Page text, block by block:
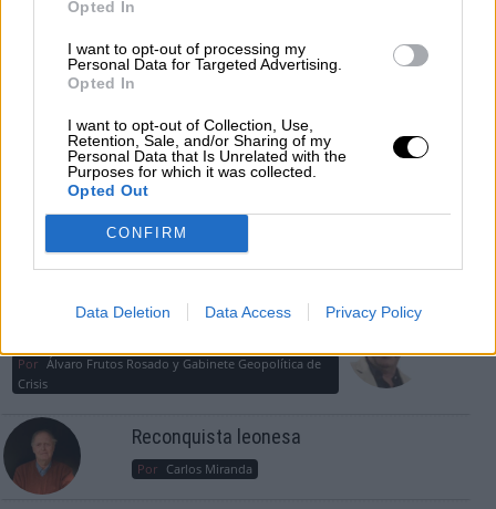
Opted In
I want to opt-out of processing my
Personal Data for Targeted Advertising.
Opted In
I want to opt-out of Collection, Use,
Retention, Sale, and/or Sharing of my
Personal Data that Is Unrelated with the
Purposes for which it was collected.
Opted Out
CONFIRM
Data Deletion Data Access Privacy Policy
consciente del riesgo de una tercera
Por Álvaro Frutos Rosado y Gabinete Geopolítica de
Suelta y confía
María Comesaña
Votantes y votados
Por Juan Manuel Beltrán
El Conflicto de Oriente Medio: Un Nuevo
Por Álvaro Frutos Rosado y Gabinete Geopolítica de
Crisis
Reconquista leonesa
Por Carlos Miranda